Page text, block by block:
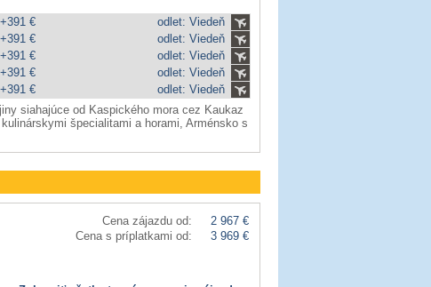
+391 €
odlet: Viedeň
+391 €
odlet: Viedeň
+391 €
odlet: Viedeň
+391 €
odlet: Viedeň
+391 €
odlet: Viedeň
siahajúce od Kaspického mora cez Kaukaz
špecialitami a horami, Arménsko s
Cena zájazdu od:
2 967 €
Cena s príplatkami od:
3 969 €